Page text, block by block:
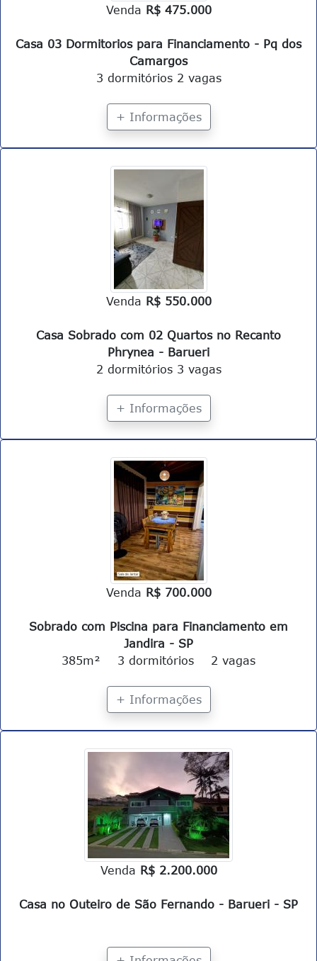
Venda R$ 475.000
Casa 03 Dormitorios para Financiamento - Pq dos
Camargos
3 dormitórios 2 vagas
+ Informações
Venda R$ 550.000
Casa Sobrado com 02 Quartos no Recanto
Phrynea - Barueri
2 dormitórios 3 vagas
+ Informações
Venda R$ 700.000
Sobrado com Piscina para Financiamento em
Jandira - SP
385m²
3 dormitórios 2 vagas
+ Informações
Venda R$ 2.200.000
Casa no Outeiro de São Fernando - Barueri - SP